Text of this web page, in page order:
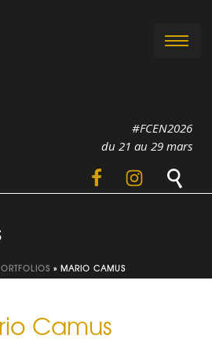
#FCEN2026
du 21 au 29 mars
» MARIO CAMUS
Camus